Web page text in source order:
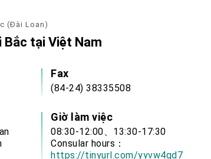
(Đài Loan)
Bắc tại Việt Nam
Fax
(84-24) 38335508
Giờ làm việc
08:30-12:00、13:30-17:30
Consular hours：
https://tinyurl.com/yyvw4gd7